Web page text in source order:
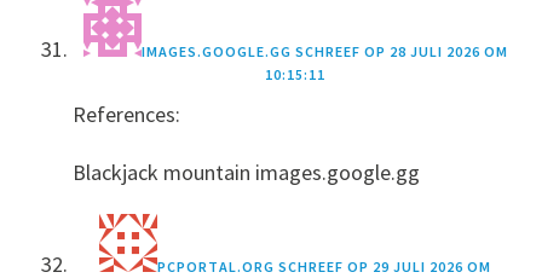
IMAGES.GOOGLE.GG SCHREEF OP 28 JULI 2026 OM
10:15:11
References:
Blackjack mountain images.google.gg
PCPORTAL.ORG SCHREEF OP 29 JULI 2026 OM